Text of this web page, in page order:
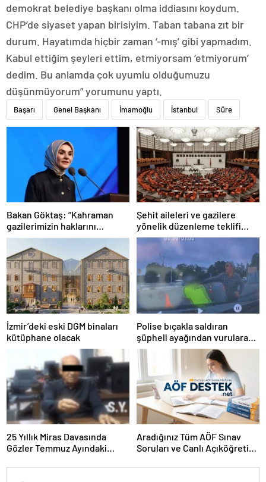
demokrat belediye başkanı olma iddiasını koydum.
CHP’de siyaset yapan birisiyim. Taban tabana zıt bir
durum. Hayatımda hiçbir zaman ‘-mış’ gibi yapmadım.
Kabul ettiğim şeyleri ettim, etmiyorsam ‘etmiyorum’
dedim. Bu anlamda çok uyumlu olduğumuzu
düşünmüyorum” yorumunu yaptı.
Başarı Genel Başkanı İmamoğlu İstanbul Süre
Bakan Göktaş: “Kahraman
gazilerimizin haklarını
güçlendiren yeni bir dönemin
kapılarını aralıyoruz”
Şehit aileleri ve gazilere
yönelik düzenleme teklifi
Meclis’te kabul edildi
İzmir’deki eski DGM binaları
kütüphane olacak
Polise bıçakla saldıran
şüpheli ayağından vurularak
yakalandı
25 Yıllık Miras Davasında
Gözler Temmuz Ayındaki
Aradığınız Tüm AÖF Sınav
Soruları ve Canlı Açıköğretim